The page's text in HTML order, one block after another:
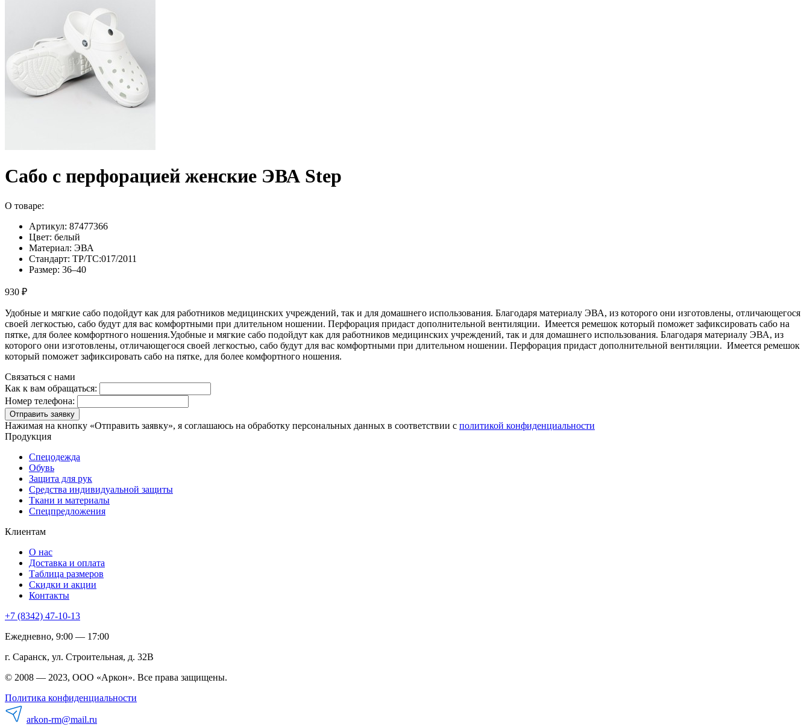
Сабо с перфорацией женские ЭВА Step
О товаре:
Артикул: 87477366
Цвет: белый
Материал: ЭВА
Стандарт: ТР/ТС:017/2011
Размер: 36–40
930 ₽
Удобные и мягкие сабо подойдут как для работников медицинских учреждений, так и для домашнего использования. Благодаря материалу ЭВА, из которого они изготовлены, отличающегося
своей легкостью, сабо будут для вас комфортными при длительном ношении. Перфорация придаст дополнительной вентиляции. Имеется ремешок который поможет зафиксировать сабо на
пятке, для более комфортного ношения.Удобные и мягкие сабо подойдут как для работников медицинских учреждений, так и для домашнего использования. Благодаря материалу ЭВА, из
которого они изготовлены, отличающегося своей легкостью, сабо будут для вас комфортными при длительном ношении. Перфорация придаст дополнительной вентиляции. Имеется ремешок
который поможет зафиксировать сабо на пятке, для более комфортного ношения.
Связаться с нами
Как к вам обращаться:
Номер телефона:
Отправить заявку
Нажимая на кнопку «Отправить заявку», я соглашаюсь на обработку персональных данных в соответствии с политикой конфиденциальности
Продукция
Спецодежда
Обувь
Защита для рук
Средства индивидуальной защиты
Ткани и материалы
Спецпредложения
Клиентам
О нас
Доставка и оплата
Таблица размеров
Скидки и акции
Контакты
+7 (8342) 47-10-13
Ежедневно, 9:00 — 17:00
г. Саранск, ул. Строительная, д. 32В
© 2008 — 2023, ООО «Аркон». Все права защищены.
Политика конфиденциальности
arkon-rm@mail.ru